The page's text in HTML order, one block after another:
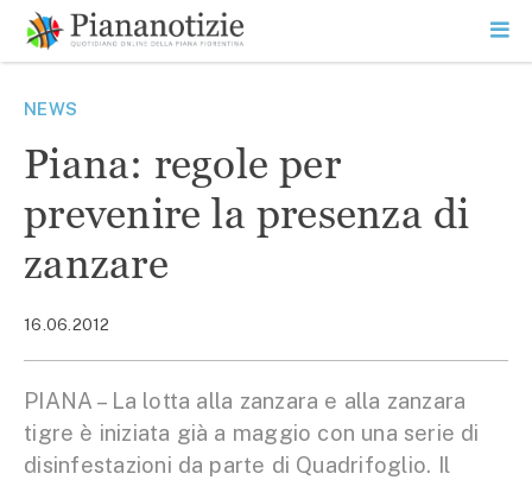
contenuto
SEARCH
NEWS
Piana: regole per
prevenire la presenza di
zanzare
16.06.2012
PIANA – La lotta alla zanzara e alla zanzara
tigre è iniziata già a maggio con una serie di
disinfestazioni da parte di Quadrifoglio. Il